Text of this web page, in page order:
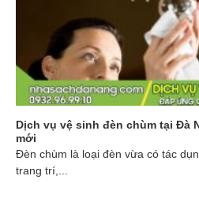
Dịch vụ vệ sinh đèn chùm tại Đà
mới
Đèn chùm là loại đèn vừa có tác
trang trí,...